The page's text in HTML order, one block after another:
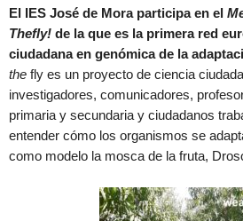
El IES José de Mora participa en el
Thefly! de la que es la primera red
ciudadana en genómica de la
the fly es un proyecto de ciencia
investigadores, comunicadores,
primaria y secundaria y ciudadanos
entender cómo los organismos se
como modelo la mosca de la fruta,